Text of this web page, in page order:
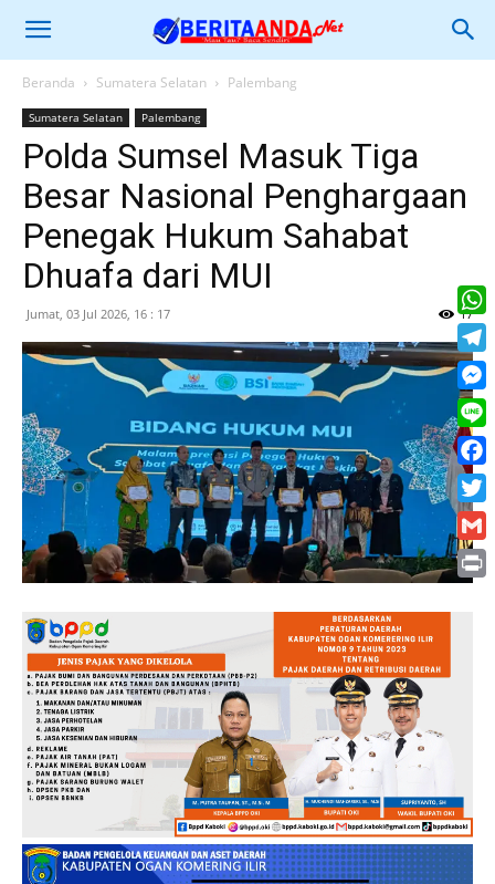
Beranda Sumatera Selatan Palembang
Sumatera Selatan Palembang
Polda Sumsel Masuk Tiga
Besar Nasional Penghargaan
Penegak Hukum Sahabat
Dhuafa dari MUI
Jumat, 03 Jul 2026, 16 : 17 17
Line